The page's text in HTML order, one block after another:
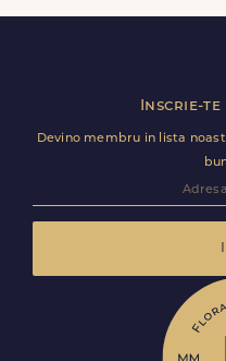
ramane optional si il poti
Inscrie-
Devino membru in lista